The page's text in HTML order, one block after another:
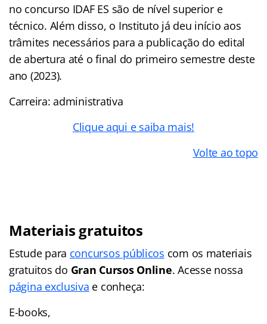
no concurso IDAF ES são de nível superior e
técnico. Além disso, o Instituto já deu início aos
trâmites necessários para a publicação do edital
de abertura até o final do primeiro semestre deste
ano (2023).
Carreira: administrativa
Clique aqui e saiba mais!
Volte ao topo
Materiais gratuitos
Estude para concursos públicos com os materiais
gratuitos do Gran Cursos Online. Acesse nossa
página exclusiva e conheça:
E-books,